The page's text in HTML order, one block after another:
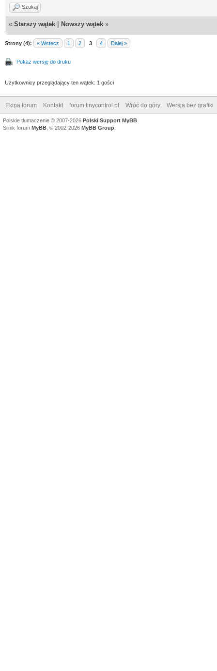
Szukaj
« Starszy wątek Nowszy wątek »
Strony (4): « Wstecz 1 2 3 4 Dalej »
Pokaż wersję do druku
Użytkownicy przeglądający ten wątek: 1 gości
Ekipa forum Kontakt forum.tinycontrol.pl Wróć do góry Wersja bez grafiki
Polskie tłumaczenie © 2007-2026 Polski Support MyBB
Silnik forum MyBB , © 2002-2026 MyBB Group